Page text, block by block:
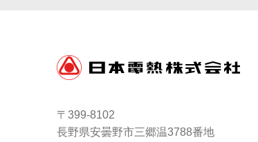
〒399-8102
長野県安曇野市三郷温3788番地